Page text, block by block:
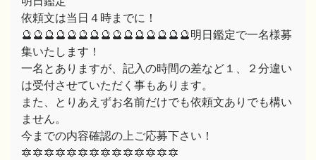
依頼文は当日４時までに！
🔮🔮🔮🔮🔮🔮🔮🔮🔮🔮🔮🔮🔮🔮🔮明日鑑定で一名様募
集いたします！
一名とありますが、記入の時間の差など１、２分違い
は受付させていただく事もあります。
また、とりあえずお名前だけでも依頼文ありでも構い
ません。
今までの内容確認の上ご応募下さい！
🔯🔯🔯🔯🔯🔯🔯🔯🔯🔯🔯🔯🔯🔯